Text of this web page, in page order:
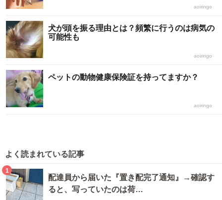
aoiringo
犬が頭を振る理由とは？頻繁に行うのは病気の
可能性も
aoiringo
ペットの動物健康保険証を持ってますか？
aoiringo
よく読まれている記事
1
配達員から届いた『置き配完了通知』→確認す
ると、写っていたのは荷…